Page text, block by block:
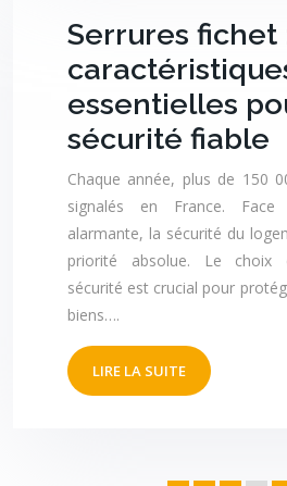
Serrures fichet
essentielles
sécurité fiable
Chaque année, plus de 150
signalés en France.
alarmante, la sécurité du
priorité absolue. Le choix
sécurité est crucial pour
biens….
LIRE LA SUITE